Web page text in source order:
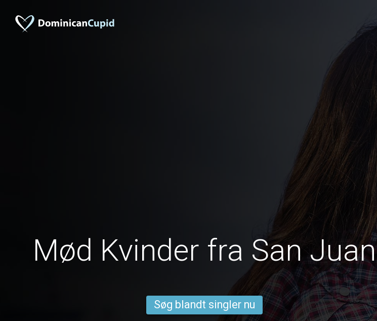
Mød Kvinder fra San Juan
Søg blandt singler nu